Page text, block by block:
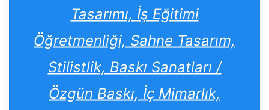
Tasarımı, İş Eğitimi
Öğretmenliği, Sahne Tasarım,
Stilistlik, Baskı Sanatları /
Özgün Baskı, İç Mimarlık,